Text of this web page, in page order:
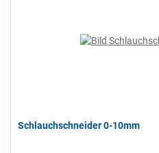
Schlauchschneider 0-10mm